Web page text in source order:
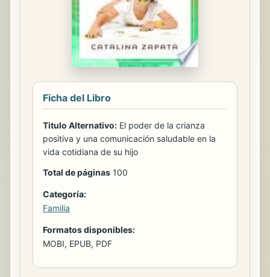
Ficha del Libro
Titulo Alternativo: El poder de la crianza
positiva y una comunicación saludable en la
vida cotidiana de su hijo
Total de páginas 100
Categoría:
Familia
Formatos disponibles:
MOBI, EPUB, PDF